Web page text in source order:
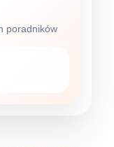
poradników